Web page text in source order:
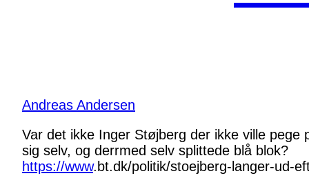
Andreas Andersen
Var det ikke Inger Støjberg der ikke ville
sig selv, og derrmed selv splittede blå blok?
https://www.bt.dk/politik/stoejberg-langer-ud-